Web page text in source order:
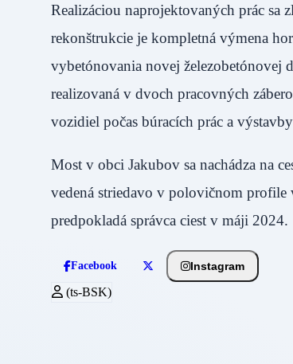
Realizáciou naprojektovaných prác sa
rekonštrukcie je kompletná výmena
vybetónovania novej železobetónovej
realizovaná v dvoch pracovných
vozidiel počas búracích prác a
Most v obci Jakubov sa nachádza na
vedená striedavo v polovičnom profile
predpokladá správca ciest v máji 2024.
Facebook Instagram
(ts-BSK)